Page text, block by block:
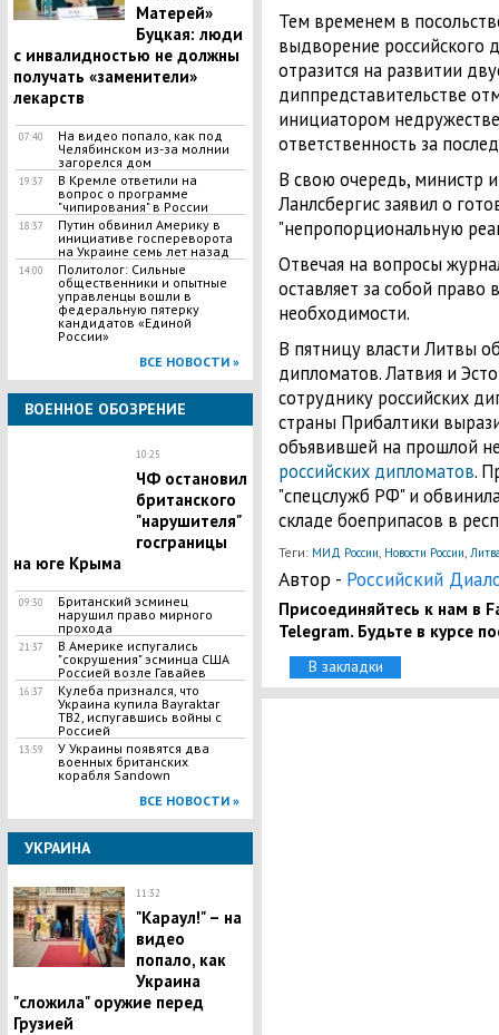
Матерей»
Буцкая: люди
с инвалидностью не должны
получать «заменители»
лекарств
07:40
На видео попало, как под
Челябинском из-за молнии
загорелся дом
19:37
В Кремле ответили на
вопрос о программе
"чипирования" в России
18:37
Путин обвинил Америку в
инициативе госпереворота
на Украине семь лет назад
14:00
Политолог: Сильные
общественники и опытные
управленцы вошли в
федеральную пятерку
кандидатов «Единой
России»
ВСЕ НОВОСТИ »
ВОЕННОЕ ОБОЗРЕНИЕ
10:25
ЧФ остановил
британского
"нарушителя"
госграницы
на юге Крыма
09:30
Британский эсминец
нарушил право мирного
прохода
21:37
В Америке испугались
"сокрушения" эсминца США
Россией возле Гавайев
16:37
Кулеба признался, что
Украина купила Bayraktar
TB2, испугавшись войны с
Россией
13:59
У Украины появятся два
военных британских
корабля Sandown
ВСЕ НОВОСТИ »
УКРАИНА
11:32
"Караул!" – на
видео
попало, как
Украина
"сложила" оружие перед
Грузией
Тем временем в
выдворение российского
отразится на развитии
диппредставительстве
инициатором
ответственность за
В свою очередь, министр
Ланлсбергис заявил о
"непропорциональную
Отвечая на вопросы
оставляет за собой право
необходимости.
В пятницу власти Литвы
дипломатов. Латвия и
сотруднику российских
страны Прибалтики
объявившей на прошлой
российских дипломатов.
"спецслужб РФ" и
складе боеприпасов в
Теги: МИД России, Новости России,
Автор - Российский
Присоединяйтесь к нам в
Telegram. Будьте в курсе
В закладки